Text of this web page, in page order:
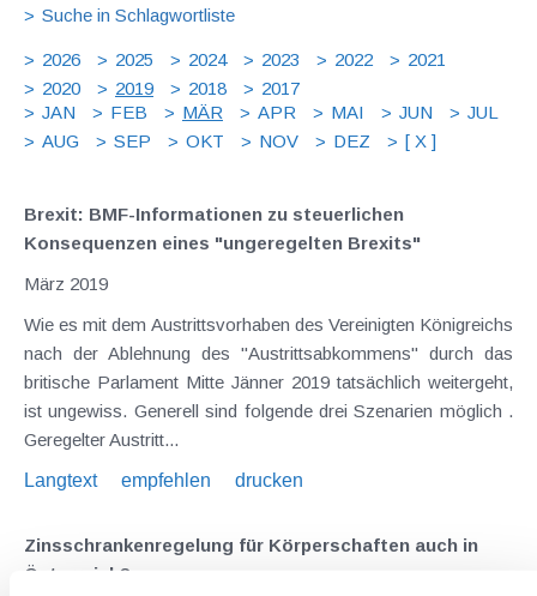
Suche in Schlagwortliste
2026 2025 2024 2023 2022
2021
2020
2019 2018
2017
JAN
FEB MÄR APR MAI JUN
JUL
AUG
SEP OKT NOV DEZ [ X ]
Brexit: BMF-Informationen zu steuerlichen
Konsequenzen eines "ungeregelten Brexits"
März 2019
Wie es mit dem Austrittsvorhaben des Vereinigten Königreichs
nach der Ablehnung des "Austrittsabkommens" durch das
britische Parlament Mitte Jänner 2019 tatsächlich weitergeht,
ist ungewiss. Generell sind folgende drei Szenarien möglich .
Geregelter Austritt...
Langtext
empfehlen drucken
Zinsschrankenregelung für Körperschaften auch in
Österreich?